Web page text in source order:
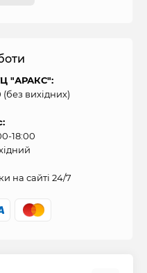
"АРАКС":
вихідних)
18:00
на сайті 24/7